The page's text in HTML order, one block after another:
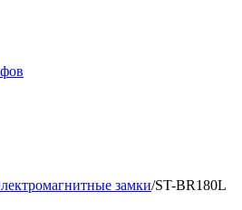
замки/ST-BR180L